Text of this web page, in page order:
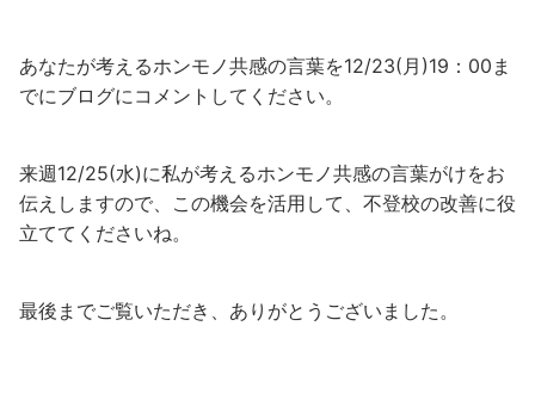
あなたが考えるホンモノ共感の言葉を12/23(月)19：00ま
でにブログにコメントしてください。
来週12/25(水)に私が考えるホンモノ共感の言葉がけをお
伝えしますので、この機会を活用して、不登校の改善に役
立ててくださいね。
最後までご覧いただき、ありがとうございました。